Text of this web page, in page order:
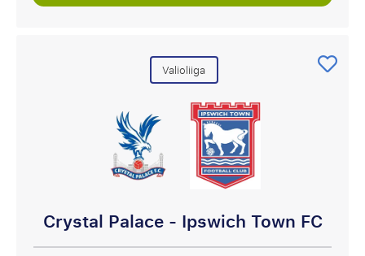
Valioliiga
Crystal Palace - Ipswich Town FC